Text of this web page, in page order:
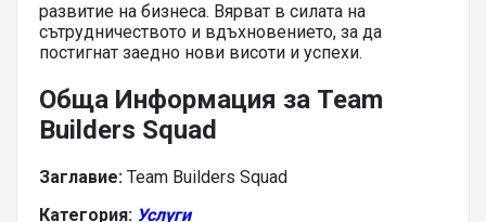
развитие на бизнеса. Вярват в силата на
сътрудничеството и вдъхновението, за да
постигнат заедно нови висоти и успехи.
Обща Информация за Team
Builders Squad
Заглавие: Team Builders Squad
Категория: Услуги